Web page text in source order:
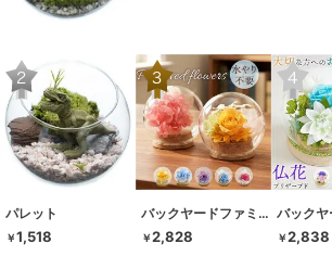
パレット
￥1,518
バックヤードファミリー
￥2,828 ￥2,838